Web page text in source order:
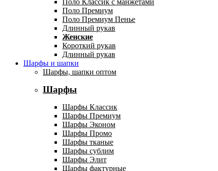
Поло Премиум
Поло Премиум Пенье
Длинный рукав
Женские
Короткий рукав
Длинный рукав
Шарфы и шапки
Шарфы, шапки оптом
Шарфы
Шарфы Классик
Шарфы Премиум
Шарфы Эконом
Шарфы Промо
Шарфы тканые
Шарфы сублим
Шарфы Элит
Шарфы фактурные